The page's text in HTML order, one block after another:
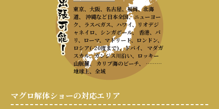
東京、大阪、名古屋、福岡、北海
道、 沖縄など日本全国、ニューヨー
ク、ラスベガス、ハワイ、リオデジ
ャネイロ、シンガポール、 香港、パ
リ、ローマ、マドリード、ロンドン、
ロシア(-20度まで)、ドバイ、 マダガ
スカル、ガンジス川沿い、ロッキー
山脈麓、 カリブ海のビーチ、 ………
地球上、全域
マグロ解体ショーの対応エリア